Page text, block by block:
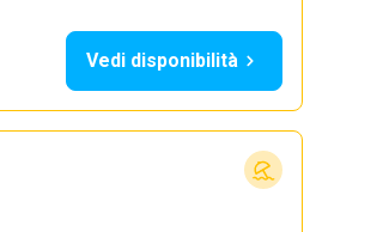
Vedi disponibilità